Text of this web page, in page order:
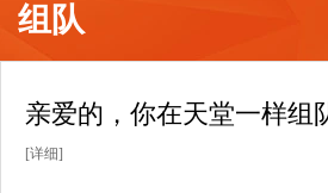
组队
亲爱的，你在天堂一样组
[详细]